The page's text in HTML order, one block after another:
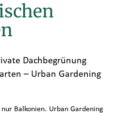
Dachbegrünung
– Urban Gardening
Balkonien. Urban Gardening